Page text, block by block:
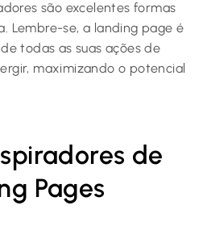
são excelentes formas
Lembre-se, a landing page é
todas as suas ações de
maximizando o potencial
de
Pages